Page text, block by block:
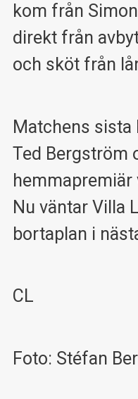
kom från
direkt från
och sköt från
Matchens sista
Ted Bergström
hemmapremiär
Nu väntar Villa
bortaplan i
CL
Foto: Stéfan